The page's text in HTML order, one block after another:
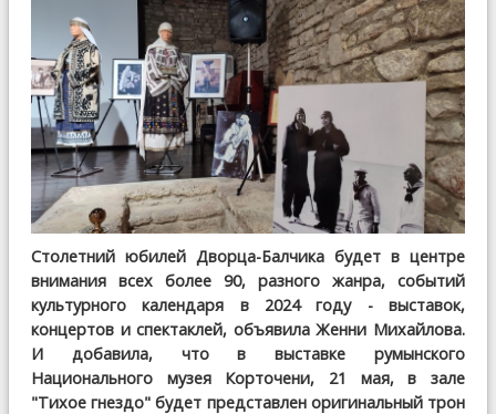
Столетний юбилей Дворца-Балчика будет в центре
внимания всех более 90, разного жанра, событий
культурного календаря в 2024 году - выставок,
концертов и спектаклей, объявила Женни Михайлова.
И добавила, что в выставке румынского
Национального музея Корточени, 21 мая, в зале
"Тихое гнездо" будет представлен оригинальный трон